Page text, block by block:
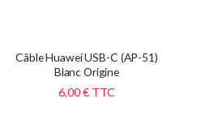
Câble Huawei USB-C (AP-51)
Blanc Origine
6,00 € TTC